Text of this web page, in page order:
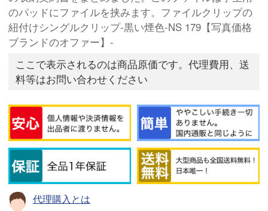
のパッドにファイルを挟みます。ファイルクリップの
紐付けシングルクリップ-黒い煙色-NS 179【写真価格
ブランドのオファー】-
ここで表示されるのは商品原価です。代理費用、送
料等はお問い合わせください
代理購入とは